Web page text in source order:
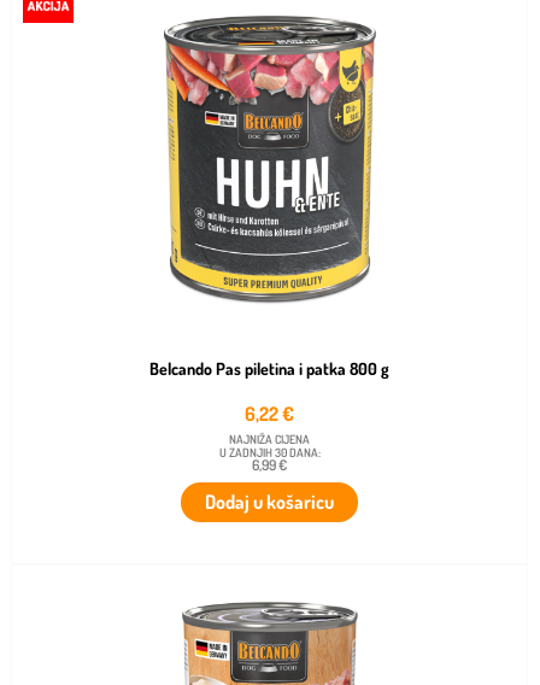
Belcando Pas piletina i patka 800 g
6,22€
NAJNIŽA CIJENA
U ZADNJIH 30 DANA:
6,99 €
Dodaj u košaricu